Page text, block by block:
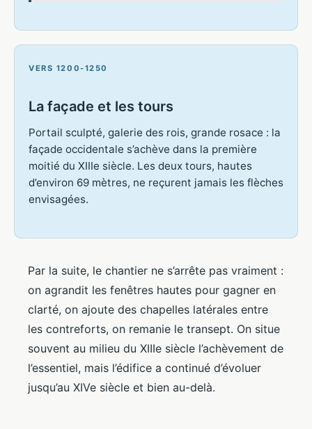
VERS 1200-1250
La façade et les tours
Portail sculpté, galerie des rois, grande rosace : la
façade occidentale s’achève dans la première
moitié du XIIIe siècle. Les deux tours, hautes
d’environ 69 mètres, ne reçurent jamais les flèches
envisagées.
Par la suite, le chantier ne s’arrête pas vraiment :
on agrandit les fenêtres hautes pour gagner en
clarté, on ajoute des chapelles latérales entre
les contreforts, on remanie le transept. On situe
souvent au milieu du XIIIe siècle l’achèvement de
l’essentiel, mais l’édifice a continué d’évoluer
jusqu’au XIVe siècle et bien au-delà.